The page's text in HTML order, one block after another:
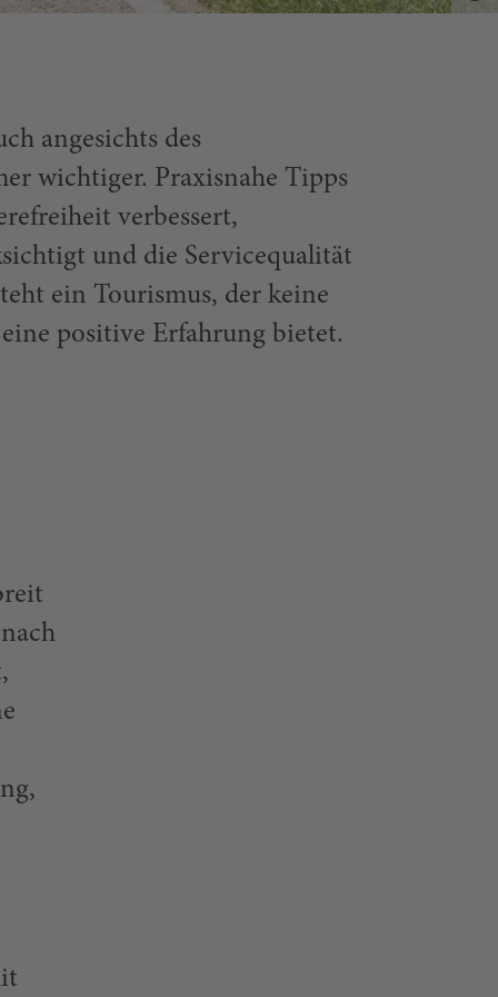
angesichts des
wichtiger. Praxisnahe Tipps
verbessert,
und die Servicequalität
ein Tourismus, der keine
positive Erfahrung bietet.